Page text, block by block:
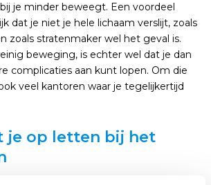
je minder beweegt. Een voordeel
dat je niet je hele lichaam verslijt, zoals
zoals stratenmaker wel het geval is.
beweging, is echter wel dat je dan
complicaties aan kunt lopen. Om die
veel kantoren waar je tegelijkertijd
je op letten bij het